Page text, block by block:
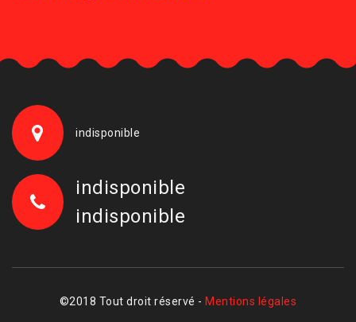
indisponible
indisponible
indisponible
©2018 Tout droit réservé - Mentions légales